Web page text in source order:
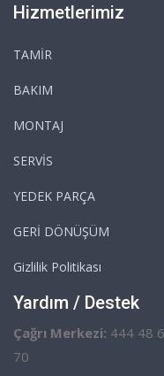
Hizmetlerimiz
TAMİR
BAKIM
MONTAJ
SERVİS
YEDEK PARÇA
GERİ DÖNÜŞÜM
Gizlilik Politikası
Yardım / Destek
Çağrı Merkezi: 444 48
70